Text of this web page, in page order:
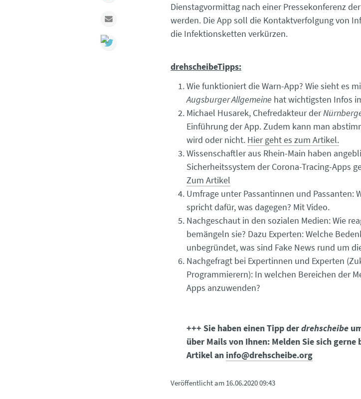
Dienstagvormittag nach einer Pressekonferenz
werden. Die App soll die Kontaktverfolgung von
die Infektionsketten verkürzen.
drehscheibeTipps:
Wie funktioniert die Warn-App? Wie sieht es
Augsburger Allgemeine hat wichtigsten Infos
Michael Husarek, Chefredakteur der
Einführung der App. Zudem kann man
wird oder nicht. Hier geht es zum Artikel.
Wissenschaftler aus Rhein-Main haben
Sicherheitssystem der Corona-Tracing-Apps
Zum Artikel
Umfrage unter Passantinnen und Passanten:
spricht dafür, was dagegen? Mit Video.
Nachgeschaut in den sozialen Medien: Wie
bemängeln sie? Dazu Experten: Welche
unbegründet, was sind Fake News rund um
Nachgefragt bei Expertinnen und Experten
Programmierern): In welchen Bereichen der
Apps anzuwenden?
+++ Sie haben einen Tipp derdrehscheibe
über Mails von Ihnen: Melden Sie sich gerne
Artikel an info@drehscheibe.org
Veröffentlicht am 16.06.2020 09:43